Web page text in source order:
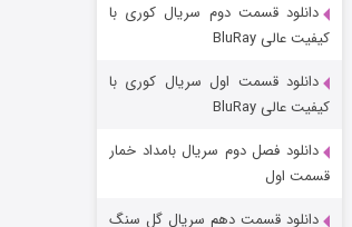
دانلود قسمت دوم سریال کوری با
کیفیت عالی BluRay
دانلود قسمت اول سریال کوری با
کیفیت عالی BluRay
دانلود فصل دوم سریال بامداد خمار
قسمت اول
دانلود قسمت دهم سریال گل سنگ